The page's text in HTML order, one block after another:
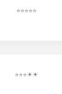
⭐⭐⭐⭐⭐
⭐⭐⭐☀☀